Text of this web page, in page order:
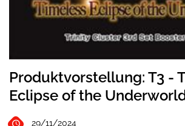
Produktvorstellung: T3 -
Eclipse of the
29/11/2024